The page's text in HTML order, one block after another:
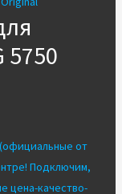
5750
от
Подключим,
цена-качество-